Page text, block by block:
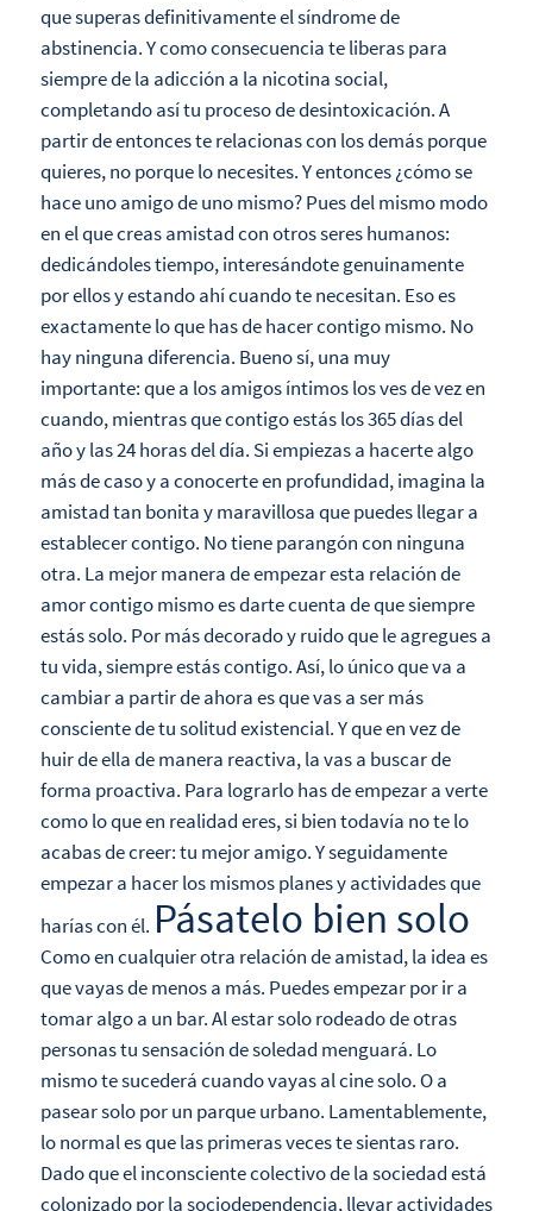
que superas definitivamente el síndrome de
abstinencia. Y como consecuencia te liberas para
siempre de la adicción a la nicotina social,
completando así tu proceso de desintoxicación. A
partir de entonces te relacionas con los demás porque
quieres, no porque lo necesites. Y entonces ¿cómo se
hace uno amigo de uno mismo? Pues del mismo modo
en el que creas amistad con otros seres humanos:
dedicándoles tiempo, interesándote genuinamente
por ellos y estando ahí cuando te necesitan. Eso es
exactamente lo que has de hacer contigo mismo. No
hay ninguna diferencia. Bueno sí, una muy
importante: que a los amigos íntimos los ves de vez en
cuando, mientras que contigo estás los 365 días del
año y las 24 horas del día. Si empiezas a hacerte algo
más de caso y a conocerte en profundidad, imagina la
amistad tan bonita y maravillosa que puedes llegar a
establecer contigo. No tiene parangón con ninguna
otra. La mejor manera de empezar esta relación de
amor contigo mismo es darte cuenta de que siempre
estás solo. Por más decorado y ruido que le agregues a
tu vida, siempre estás contigo. Así, lo único que va a
cambiar a partir de ahora es que vas a ser más
consciente de tu solitud existencial. Y que en vez de
huir de ella de manera reactiva, la vas a buscar de
forma proactiva. Para lograrlo has de empezar a verte
como lo que en realidad eres, si bien todavía no te lo
acabas de creer: tu mejor amigo. Y seguidamente
empezar a hacer los mismos planes y actividades que
harías con él. Pásatelo bien solo
Como en cualquier otra relación de amistad, la idea es
que vayas de menos a más. Puedes empezar por ir a
tomar algo a un bar. Al estar solo rodeado de otras
personas tu sensación de soledad menguará. Lo
mismo te sucederá cuando vayas al cine solo. O a
pasear solo por un parque urbano. Lamentablemente,
lo normal es que las primeras veces te sientas raro.
Dado que el inconsciente colectivo de la sociedad está
colonizado por la sociodependencia, llevar actividades